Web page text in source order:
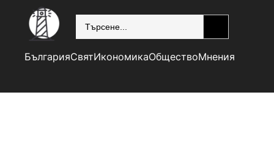
БългарияСвятИкономикаОбществоМнения